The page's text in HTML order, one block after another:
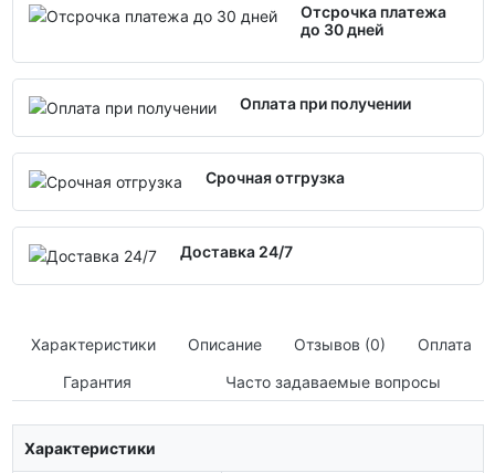
Отсрочка платежа
до 30 дней
Оплата при получении
Срочная отгрузка
Доставка 24/7
Характеристики Описание Отзывов (0)
Оплата
Гарантия
Часто задаваемые вопросы
Характеристики